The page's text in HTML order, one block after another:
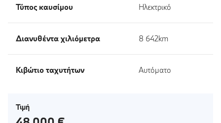
Τύπος καυσίμου Ηλεκτρικό
Διανυθέντα χιλιόμετρα 8 642km
Κιβώτιο ταχυτήτων Αυτόματο
Τιμή